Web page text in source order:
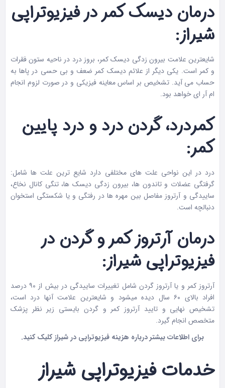
درمان دیسک کمر در فیزیوتراپی
شیراز:
شایعترین علامت بیرون زدگی دیسک کمر، بروز درد در ناحیه ستون فقرات
و کمر است. یکی دیگر از علائم دیسک کمر ضعف و بی حسی در پاها به
حساب می آید. تشخیص بر اساس معاینه فیزیکی و در صورت لزوم انجام
ام آر ای خواهد بود.
کمر‌درد، گردن درد و درد پایین
کمر:
درد در این نواحی علت های مختلفی دارد شایع ترین علت ها شامل:
گرفتگی عضلات و تاندون ها، بیرون زدگی دیسک ها، تنگی کانال نخاع،
ساییدگی و آرتروز مفاصل بین مهره ها در رفتگی و یا شکستگی استخوان
دنبالچه است.
درمان آرتروز کمر و گردن در
فیزیوتراپی شیراز:
آرتروز کمر و یا آرتروز گردن شامل تغییرات ساییدگی در بیش از ۹۰ درصد
افراد بالای ۶۰ سال دیده میشود و شایعترین علامت آنها درد است،
تشخیص نهایی و تایید آرتروز کمر و گردن بایستی زیر نظر پزشک
متخصص انجام گیرد.
برای اطلاعات بیشتر درباره هزینه فیزیوتراپی در شیرازکلیککنید.
خدمات فیزیوتراپی شیراز